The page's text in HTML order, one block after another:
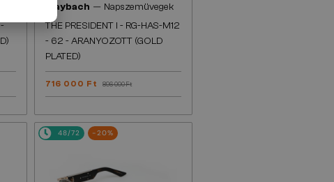
Maybach — Napszemüvegek
THE PRESIDENT I - RG-HAS-M12
- 62 - ARANYOZOTT (GOLD
PLATED)
716 000 Ft 896 000 Ft
48/72 -20%